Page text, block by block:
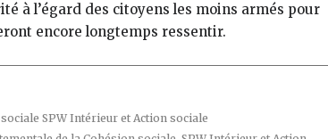
à l’égard des citoyens les moins armés pour
encore longtemps ressentir.
SPW Intérieur et Action sociale